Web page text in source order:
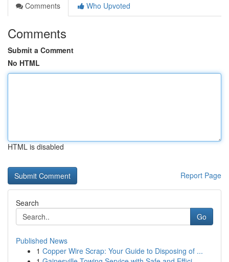
Comments
Who Upvoted
Comments
Submit a Comment
No HTML
HTML is disabled
Report Page
Search
Go
Published News
1 Copper Wire Scrap: Your Guide to Disposing of ...